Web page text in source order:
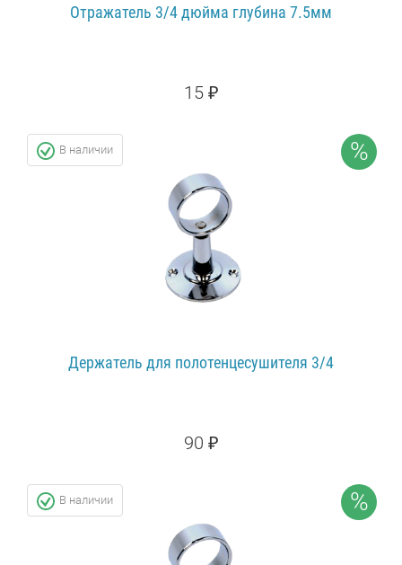
Отражатель 3/4 дюйма глубина 7.5мм
15 ₽
20 ₽
ПОДРОБНЕЕ...
%
В наличии
Держатель для полотенцесушителя 3/4
90 ₽
100 ₽
ПОДРОБНЕЕ...
%
В наличии